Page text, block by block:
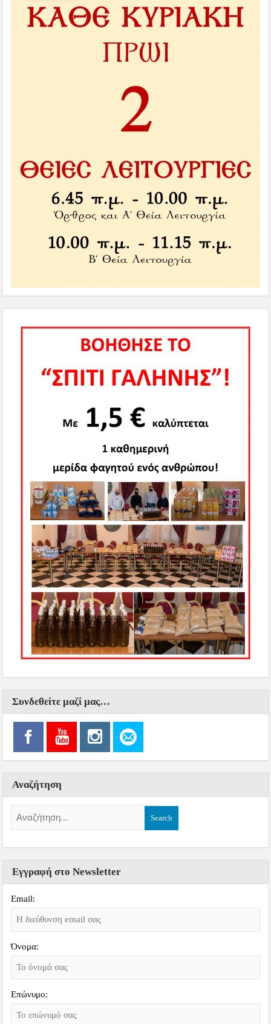
Συνδεθείτε μαζί μας…
Αναζήτηση
Εγγραφή στο Newsletter
Email:
Όνομα:
Επώνυμο: